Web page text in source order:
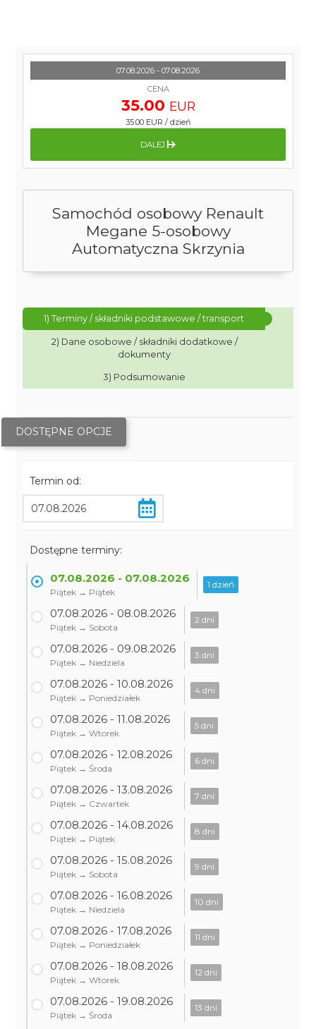
Samochód osobowy Renault
Megane 5-osobowy
Automatyczna Skrzynia
1) Terminy / składniki podstawowe / transport
2) Dane osobowe / składniki dodatkowe /
dokumenty
3) Podsumowanie
DOSTĘPNE OPCJE
Termin od:
Dostępne terminy:
07.08.2026 - 07.08.2026
Piątek → Piątek
1 dzień
07.08.2026 - 08.08.2026
Piątek → Sobota
2 dni
07.08.2026 - 09.08.2026
Piątek → Niedziela
3 dni
07.08.2026 - 10.08.2026
Piątek → Poniedziałek
4 dni
07.08.2026 - 11.08.2026
Piątek → Wtorek
5 dni
07.08.2026 - 12.08.2026
Piątek → Środa
6 dni
07.08.2026 - 13.08.2026
Piątek → Czwartek
7 dni
07.08.2026 - 14.08.2026
Piątek → Piątek
8 dni
07.08.2026 - 15.08.2026
Piątek → Sobota
9 dni
07.08.2026 - 16.08.2026
Piątek → Niedziela
10 dni
07.08.2026 - 17.08.2026
Piątek → Poniedziałek
11 dni
07.08.2026 - 18.08.2026
Piątek → Wtorek
12 dni
07.08.2026 - 19.08.2026
Piątek → Środa
13 dni
07.08.2026 - 07.08.2026
CENA
35.00 EUR
35.00 EUR / dzień
DALEJ